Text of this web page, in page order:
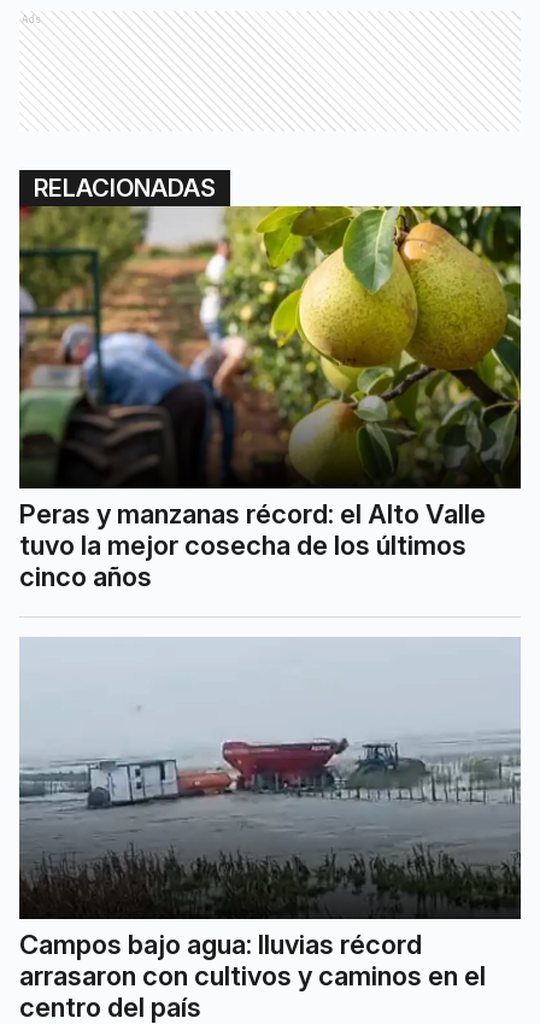
Ads
RELACIONADAS
Peras y manzanas récord: el Alto Valle
tuvo la mejor cosecha de los últimos
cinco años
Campos bajo agua: lluvias récord
arrasaron con cultivos y caminos en el
centro del país